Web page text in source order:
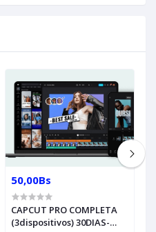
50,00Bs
CAPCUT PRO COMPLETA
(3dispositivos) 30DIAS-